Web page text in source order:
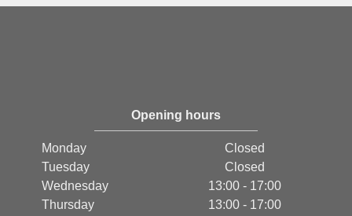
Opening hours
Monday
Closed
Tuesday
Closed
Wednesday
13:00 - 17:00
Thursday
13:00 - 17:00